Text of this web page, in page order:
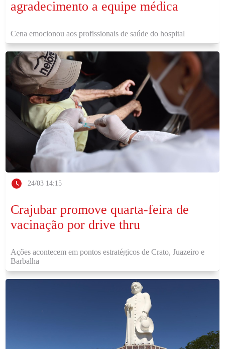
agradecimento a equipe médica
Cena emocionou aos profissionais de saúde do hospital
24/03 14:15
Crajubar promove quarta-feira de
vacinação por drive thru
Ações acontecem em pontos estratégicos de Crato, Juazeiro e
Barbalha